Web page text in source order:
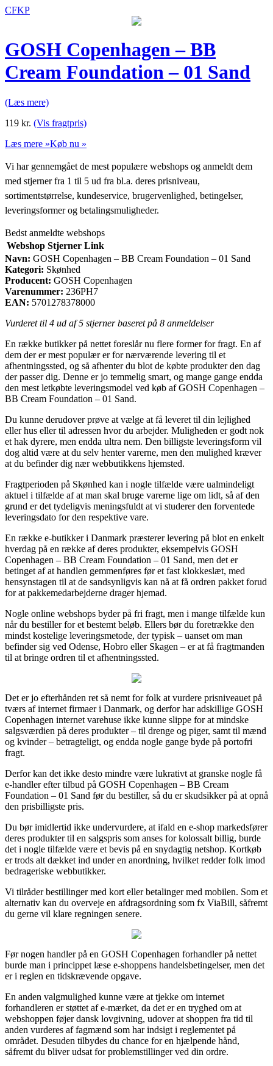
CFKP
GOSH Copenhagen – BB
Cream Foundation – 01 Sand
(Læs mere)
119 kr. (Vis fragtpris)
Læs mere »Køb nu »
Vi har gennemgået de mest populære webshops og anmeldt dem
med stjerner fra 1 til 5 ud fra bl.a. deres prisniveau,
sortimentstørrelse, kundeservice, brugervenlighed, betingelser,
leveringsformer og betalingsmuligheder.
Bedst anmeldte webshops
Webshop Stjerner Link
Navn: GOSH Copenhagen – BB Cream Foundation – 01 Sand
Kategori: Skønhed
Producent: GOSH Copenhagen
Varenummer: 236PH7
EAN: 5701278378000
Vurderet til 4 ud af 5 stjerner baseret på 8 anmeldelser
En række butikker på nettet foreslår nu flere former for fragt. En af
dem der er mest populær er for nærværende levering til et
afhentningssted, og så afhenter du blot de købte produkter den dag
der passer dig. Denne er jo temmelig smart, og mange gange endda
den mest letkøbte leveringsmodel ved køb af GOSH Copenhagen –
BB Cream Foundation – 01 Sand.
Du kunne derudover prøve at vælge at få leveret til din lejlighed
eller hus eller til adressen hvor du arbejder. Muligheden er godt nok
et hak dyrere, men endda ultra nem. Den billigste leveringsform vil
dog altid være at du selv henter varerne, men den mulighed kræver
at du befinder dig nær webbutikkens hjemsted.
Fragtperioden på Skønhed kan i nogle tilfælde være ualmindeligt
aktuel i tilfælde af at man skal bruge varerne lige om lidt, så af den
grund er det tydeligvis meningsfuldt at vi studerer den forventede
leveringsdato for den respektive vare.
En række e-butikker i Danmark præsterer levering på blot en enkelt
hverdag på en række af deres produkter, eksempelvis GOSH
Copenhagen – BB Cream Foundation – 01 Sand, men det er
betinget af at handlen gemmenføres før et fast klokkeslæt, med
hensynstagen til at de sandsynligvis kan nå at få ordren pakket forud
for at pakkemedarbejderne drager hjemad.
Nogle online webshops byder på fri fragt, men i mange tilfælde kun
når du bestiller for et bestemt beløb. Ellers bør du foretrække den
mindst kostelige leveringsmetode, der typisk – uanset om man
befinder sig ved Odense, Hobro eller Skagen – er at få fragtmanden
til at bringe ordren til et afhentningssted.
Det er jo efterhånden ret så nemt for folk at vurdere prisniveauet på
tværs af internet firmaer i Danmark, og derfor har adskillige GOSH
Copenhagen internet varehuse ikke kunne slippe for at mindske
salgsværdien på deres produkter – til drenge og piger, samt til mænd
og kvinder – betragteligt, og endda nogle gange byde på portofri
fragt.
Derfor kan det ikke desto mindre være lukrativt at granske nogle få
e-handler efter tilbud på GOSH Copenhagen – BB Cream
Foundation – 01 Sand før du bestiller, så du er skudsikker på at opnå
den prisbilligste pris.
Du bør imidlertid ikke undervurdere, at ifald en e-shop markedsfører
deres produkter til en salgspris som anses for kolossalt billig, burde
det i nogle tilfælde være et bevis på en snydagtig netshop. Kortkøb
er trods alt dækket ind under en anordning, hvilket redder folk imod
bedrageriske webbutikker.
Vi tilråder bestillinger med kort eller betalinger med mobilen. Som et
alternativ kan du overveje en afdragsordning som fx ViaBill, såfremt
du gerne vil klare regningen senere.
Før nogen handler på en GOSH Copenhagen forhandler på nettet
burde man i princippet læse e-shoppens handelsbetingelser, men det
er i reglen en tidskrævende opgave.
En anden valgmulighed kunne være at tjekke om internet
forhandleren er støttet af e-mærket, da det er en tryghed om at
webshoppen føjer dansk lovgivning, udover at shoppen fra tid til
anden vurderes af fagmænd som har indsigt i reglementet på
området. Desuden tilbydes du chance for en hjælpende hånd,
såfremt du bliver udsat for problemstillinger ved din ordre.